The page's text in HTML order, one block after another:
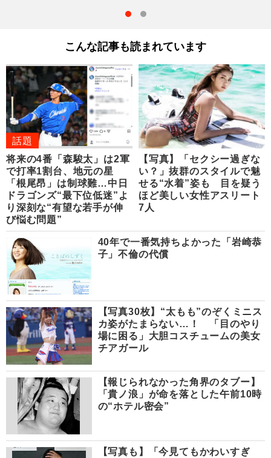
こんな記事も読まれています
話題
将来の4番「森駿太」は2軍
で打率1割台、地元の星
「根尾昂」は制球難…中日
ドラゴンズ“最下位低迷”よ
り深刻な“有望な若手が伸
び悩む問題”
【写真】「セクシー過ぎな
い？」抜群のスタイルで魅
せる“水着”姿も 目を疑う
ほど美しい女性アスリート
7人
40年で一番気持ちよかった「岩崎恭
子」不倫の代償
【写真30枚】“太もも”のぞくミニス
カ姿がたまらない…！ 「目のやり
場に困る」大胆コスチュームの美女
チアガール
【報じられなかった角界のタブー】
「貴ノ浪」が命を落とした午前10時
の“ホテル密会”
【写真も】「今見てもかわいすぎ